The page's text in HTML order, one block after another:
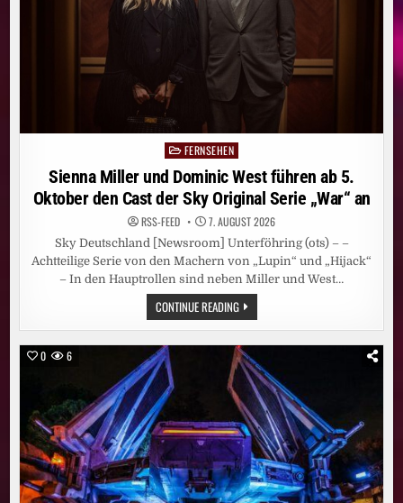
VOICE
OF
GERMANY“
JEWEILS
FREITAGS
UND
SAMSTAGS
Posted
in
FERNSEHEN
Sienna Miller und Dominic West führen ab 5.
Oktober den Cast der Sky Original Serie „War“ an
RSS-FEED 7. AUGUST 2026
Sky Deutschland [Newsroom] Unterföhring (ots) – –
Achtteilige Serie von den Machern von „Lupin“ und „Hijack“
– In den Hauptrollen sind neben Miller und West…
CONTINUE READINGSIENNA
MILLER
UND
DOMINIC
WEST
FÜHREN
AB
OKTOBER
DEN
CAST
DER
SKY
ORIGINAL
SERIE
„WAR“
AN
0 6